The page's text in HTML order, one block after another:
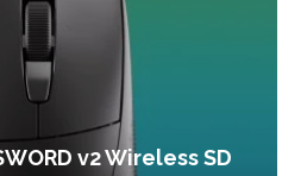
v2 Wireless SD